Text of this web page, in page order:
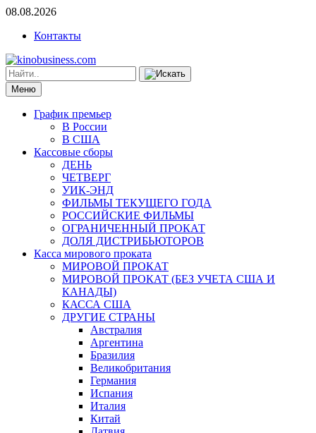
08.08.2026
Контакты
Меню
График премьер
В России
В США
Кассовые сборы
ДЕНЬ
ЧЕТВЕРГ
УИК-ЭНД
ФИЛЬМЫ ТЕКУЩЕГО ГОДА
РОССИЙСКИЕ ФИЛЬМЫ
ОГРАНИЧЕННЫЙ ПРОКАТ
ДОЛЯ ДИСТРИБЬЮТОРОВ
Касса мирового проката
МИРОВОЙ ПРОКАТ
МИРОВОЙ ПРОКАТ (БЕЗ УЧЕТА США И
КАНАДЫ)
КАССА США
ДРУГИЕ СТРАНЫ
Австралия
Аргентина
Бразилия
Великобритания
Германия
Испания
Италия
Китай